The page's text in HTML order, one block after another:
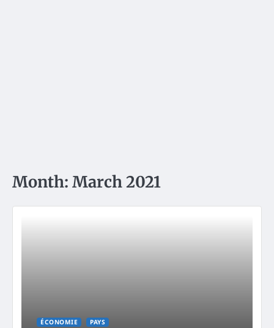
Month: March 2021
ÉCONOMIE PAYS